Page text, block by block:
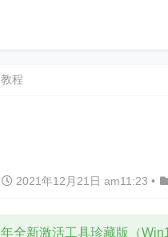
程
2021年12月21日 am11:23 •
全新激活工具珍藏版（